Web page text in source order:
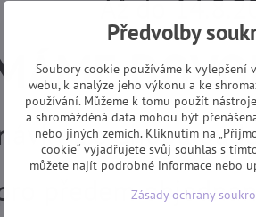
kotoučů disc.brzd 165-
PO
nářadí
Předvolby
Soubory cookie používáme k vylepšení
webu, k analýze jeho výkonu a ke
používání. Můžeme k tomu použít
a shromážděná data mohou být
nebo jiných zemích. Kliknutím na
cookie“ vyjadřujete svůj souhlas s
můžete najít podrobné informace nebo
Zásady ochrany
Až do
z e-shopu
předem